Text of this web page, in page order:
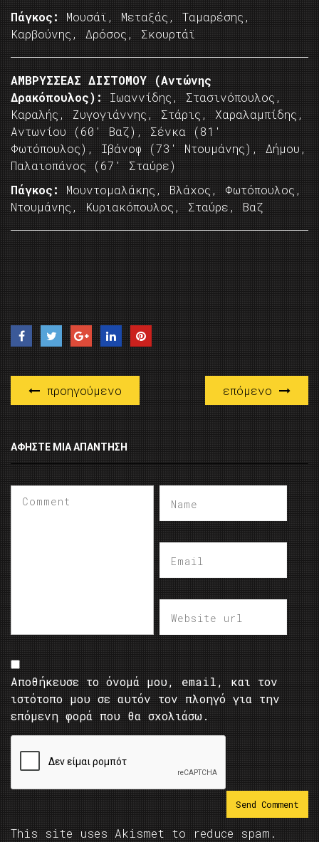
Πάγκος:
Μουσάϊ, Μεταξάς, Ταμαρέσης,
Καρβούνης, Δρόσος, Σκουρτάϊ
ΑΜΒΡΥΣΣΕΑΣ ΔΙΣΤΟΜΟΥ (Αντώνης
Δρακόπουλος): Ιωαννίδης, Στασινόπουλος,
Καραλής, Ζυγογιάννης, Στάρις, Χαραλαμπίδης,
Αντωνίου (60′ Βαζ), Σένκα (81′
Φωτόπουλος), Ιβάνοφ (73′ Ντουμάνης), Δήμου,
Παλαιοπάνος (67′ Σταύρε)
Πάγκος:
Μουντομαλάκης, Βλάχος, Φωτόπουλος,
Ντουμάνης, Κυριακόπουλος, Σταύρε, Βαζ
προηγούμενο επόμενο
ΑΦΉΣΤΕ ΜΙΑ ΑΠΆΝΤΗΣΗ
Αποθήκευσε το όνομά μου, email, και τον
ιστότοπο μου σε αυτόν τον πλοηγό για την
επόμενη φορά που θα σχολιάσω.
This site uses Akismet to reduce spam.